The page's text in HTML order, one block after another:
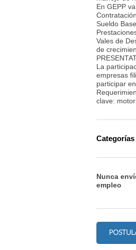
En GEPP
Sueldo
Vales de
de
La
empresas
participar
clave:
Categorías
Nunca
empleo